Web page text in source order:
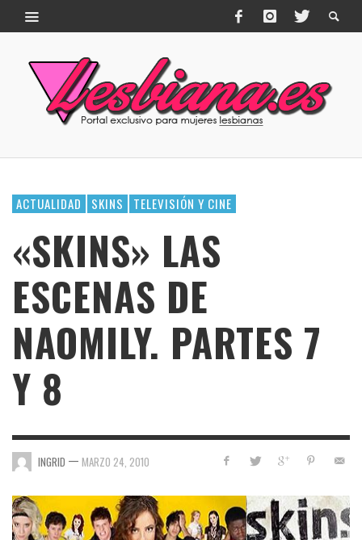
ACTUALIDAD SKINS TELEVISIÓN Y CINE
«SKINS» LAS
ESCENAS DE
NAOMILY. PARTES 7
Y 8
INGRID — MARZO 24, 2010